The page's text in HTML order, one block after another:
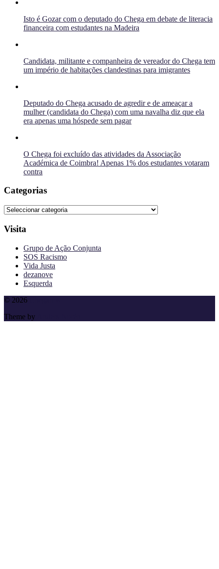
Isto é Gozar com o deputado do Chega em debate de literacia
financeira com estudantes na Madeira
Candidata, militante e companheira de vereador do Chega tem
um império de habitações clandestinas para imigrantes
Deputado do Chega acusado de agredir e de ameaçar a
mulher (candidata do Chega) com uma navalha diz que ela
era apenas uma hóspede sem pagar
O Chega foi excluído das atividades da Associação
Académica de Coimbra! Apenas 1% dos estudantes votaram
contra
Categorias
Categorias
Visita
Grupo de Ação Conjunta
SOS Racismo
Vida Justa
dezanove
Esquerda
To
top
© 2026
Theme by